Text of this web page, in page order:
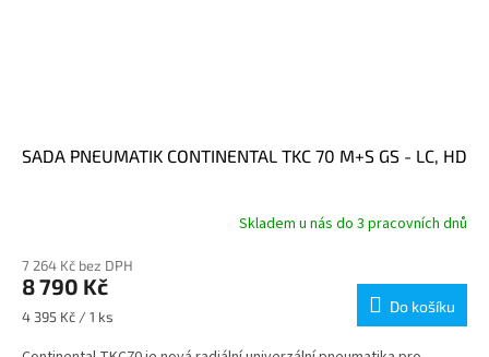
SADA PNEUMATIK CONTINENTAL TKC 70 M+S GS - LC, HD
Skladem u nás do 3 pracovních dnů
7 264 Kč bez DPH
8 790 Kč
Měrná
4 395 Kč / 1 ks
Do košíku